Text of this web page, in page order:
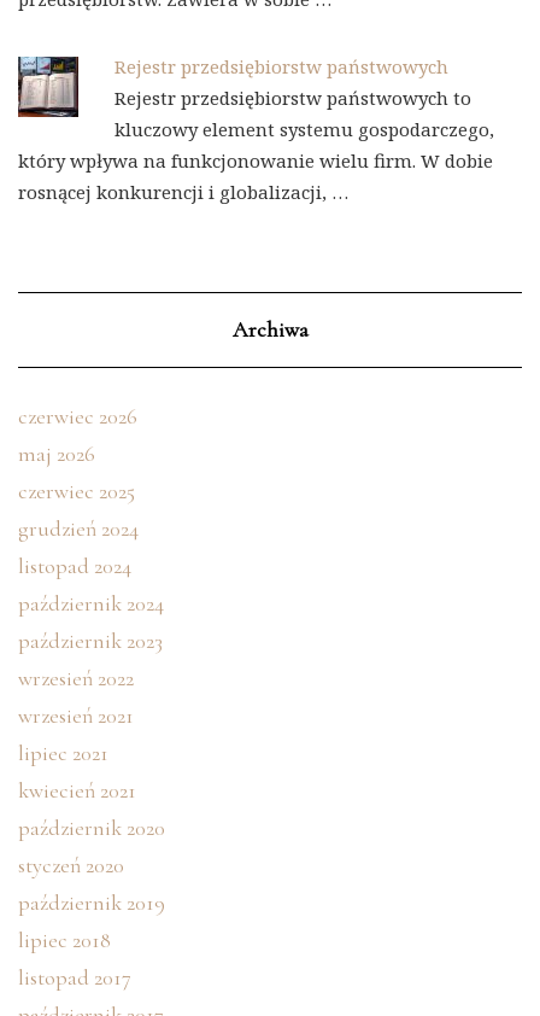
Rejestr przedsiębiorstw państwowych
Rejestr przedsiębiorstw państwowych to
kluczowy element systemu gospodarczego,
który wpływa na funkcjonowanie wielu firm. W dobie
rosnącej konkurencji i globalizacji, …
Archiwa
czerwiec 2026
maj 2026
czerwiec 2025
grudzień 2024
listopad 2024
październik 2024
październik 2023
wrzesień 2022
wrzesień 2021
lipiec 2021
kwiecień 2021
październik 2020
styczeń 2020
październik 2019
lipiec 2018
listopad 2017